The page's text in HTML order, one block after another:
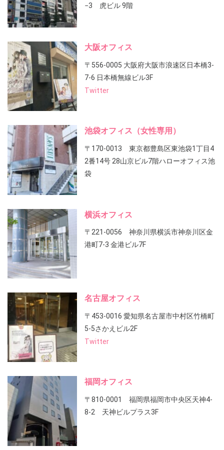
−3 虎ビル 9階
大阪オフィス
〒556-0005 大阪府大阪市浪速区日本橋3-
7-6 日本橋無線ビル3F
Twitter
池袋オフィス（女性専用）
〒170-0013 東京都豊島区東池袋1丁目4
2番14号 28山京ビル7階ハローオフィス池
袋
横浜オフィス
〒221-0056 神奈川県横浜市神奈川区金
港町7-3 金港ビル7F
名古屋オフィス
〒453-0016 愛知県名古屋市中村区竹橋町
5-5さかえビル2F
Twitter
福岡オフィス
〒810-0001 福岡県福岡市中央区天神4-
8-2 天神ビルプラス3F